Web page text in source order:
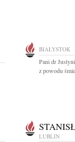
BIAŁYSTOK
Pani dr
z powodu
LUBLIN